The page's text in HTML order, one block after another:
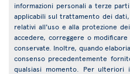
informazioni personali a terze
applicabili sul trattamento dei
relativi all'uso e alla protezione
accedere, correggere o
conservate. Inoltre, quando
consenso precedentemente
qualsiasi momento. Per